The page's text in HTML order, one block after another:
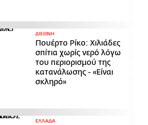
ΔΙΕΘΝΗ
Πουέρτο Ρίκο: Χιλιάδες
σπίτια χωρίς νερό λόγω
του περιορισμού της
κατανάλωσης - «Είναι
σκληρό»
ΕΛΛΑΔΑ